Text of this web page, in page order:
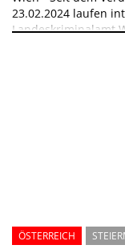
23.02.2024 laufen
Landeskriminalamt
ÖSTERREICH